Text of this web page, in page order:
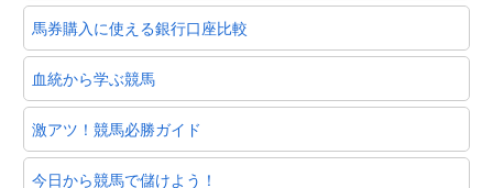
馬券購入に使える銀行口座比較
血統から学ぶ競馬
激アツ！競馬必勝ガイド
今日から競馬で儲けよう！